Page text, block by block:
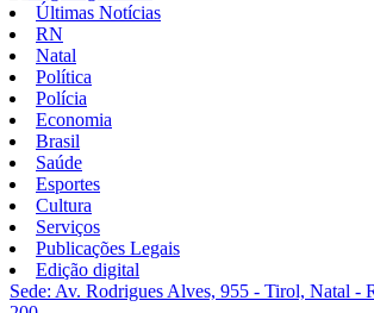
Últimas Notícias
RN
Natal
Política
Polícia
Economia
Brasil
Saúde
Esportes
Cultura
Serviços
Publicações Legais
Edição digital
Sede: Av. Rodrigues Alves, 955 - Tirol, Natal -